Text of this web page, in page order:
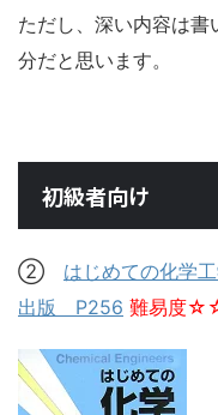
ただし、深い内容は書
分だと思います。
初級者向け
② はじめての化学
出版 P256 難易度